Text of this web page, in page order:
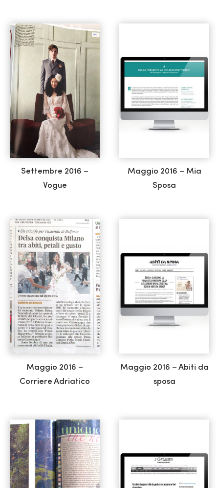
Settembre 2016 –
Vogue
Maggio 2016 – Mia
Sposa
Maggio 2016 –
Corriere Adriatico
Maggio 2016 – Abiti da
sposa